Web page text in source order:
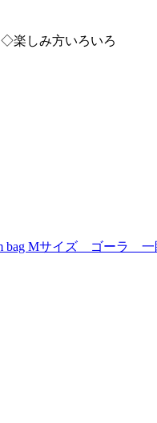
◇楽しみ方いろいろ
bag Mサイズ ゴーラ